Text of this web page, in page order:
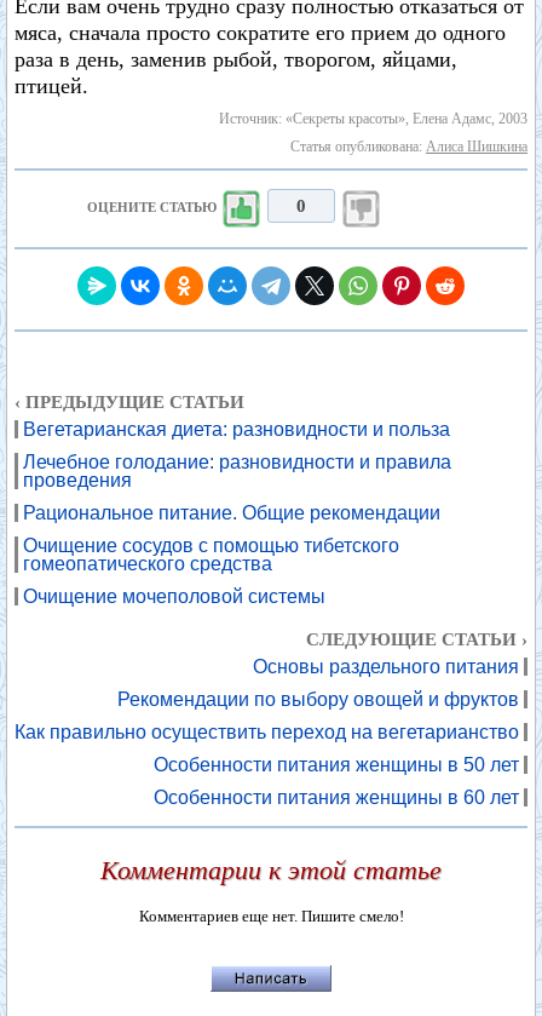
Если вам очень трудно сразу полностью отказаться от
мяса, сначала просто сократите его прием до одного
раза в день, заменив рыбой, творогом, яйцами,
птицей.
Источник: «Секреты красоты», Елена Адамс, 2003
Статья опубликована: Алиса Шишкина
ОЦЕНИТЕ СТАТЬЮ 0
‹ ПРЕДЫДУЩИЕ СТАТЬИ
Вегетарианская диета: разновидности и польза
Лечебное голодание: разновидности и правила
проведения
Рациональное питание. Общие рекомендации
Очищение сосудов с помощью тибетского
гомеопатического средства
Очищение мочеполовой системы
СЛЕДУЮЩИЕ СТАТЬИ ›
Основы раздельного питания
Рекомендации по выбору овощей и фруктов
Как правильно осуществить переход на вегетарианство
Особенности питания женщины в 50 лет
Особенности питания женщины в 60 лет
Комментарии к этой статье
Комментариев еще нет. Пишите смело!